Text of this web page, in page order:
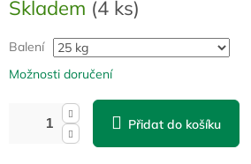
cena:
Skladem (4 ks)
Balení
Možnosti doručení
Přidat do košíku